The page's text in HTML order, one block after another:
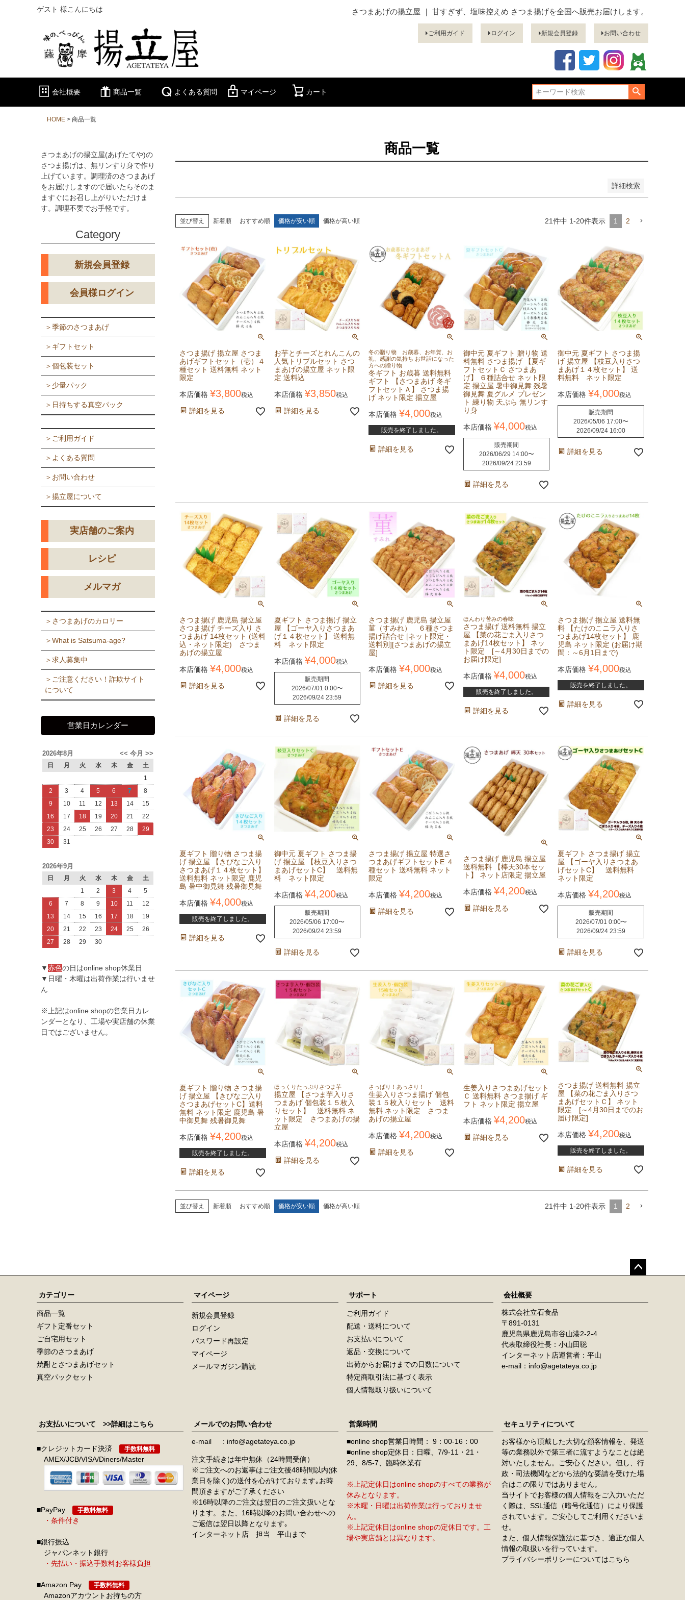
ゲスト 様こんにちは さつまあげの揚立屋 ｜ 甘すぎず、塩味控えめ さつま揚げを全国へ販売お届けします。
ご利用ガイド ログイン 新規会員登録 お問い合わせ
会社概要 商品一覧 よくある質問 マイページ カート
HOME 商品一覧
さつまあげの揚立屋(あげたてや)の
さつま揚げは、無リンすり身で作り
上げています。調理済のさつまあげ
をお届けしますので届いたらそのま
ますぐにお召し上がりいただけま
す。調理不要でお手軽です。
Category
新規会員登録
会員様ログイン
＞季節のさつまあげ
＞ギフトセット
＞個包装セット
＞少量パック
＞日持ちする真空パック
＞ご利用ガイド
＞よくある質問
＞お問い合わせ
＞揚立屋について
実店舗のご案内
レシピ
メルマガ
＞さつまあげのカロリー
＞What is Satsuma-age?
＞求人募集中
＞ご注意ください！詐欺サイト
について
営業日カレンダー
2026年8月 >>
今月
<<
日 月 火 水 木 金
土
1
2
3 4 5 6 7
8
9
10 11 12 13 14
15
16
17 18 19 20 21
22
23
24 25 26 27 28
29
30
31
2026年9月
日 月 火 水 木 金
土
1
2 3 4
5
6
7 8 9 10 11
12
13
14 15 16 17 18
19
20
21 22 23 24 25
26
27
28 29 30
▼赤色の日はonline shop休業日
▼日曜・木曜は出荷作業は行いませ
ん
※上記はonline shopの営業日カレ
ンダーとなり、工場や実店舗の休業
日ではございません。
商品一覧
詳細検索
商品タグ
在庫なし商品
在庫なし商品を表示しない
並び順
検索
並び替え 新着順 おすすめ順 価格が安い順 価格が高い順 21件中 1-20件表示 1 2
さつま揚げ 揚立屋 さつま
あげギフトセット（壱）４
種セット 送料無料 ネット
限定
本店価格 ¥3,800税込
詳細を見る
お芋とチーズとれんこんの
人気トリプルセット さつ
まあげの揚立屋 ネット限
定 送料込
本店価格 ¥3,850税込
詳細を見る
冬の贈り物 お歳暮、お年賀、お
礼、感謝の気持ち お世話になった
方への贈り物
冬ギフト お歳暮 送料無料
ギフト 【さつまあげ 冬ギ
フトセットＡ】 さつま揚
げ ネット限定 揚立屋
本店価格 ¥4,000税込
販売を終了しました。
詳細を見る
御中元 夏ギフト 贈り物 送
料無料 さつま揚げ 【夏ギ
フトセットＣ さつまあ
げ】 ６種詰合せ ネット限
定 揚立屋 暑中御見舞 残暑
御見舞 夏グルメ プレゼン
ト 練り物 天ぷら 無リンす
り身
本店価格 ¥4,000税込
販売期間
2026/06/29 14:00〜
2026/09/24 23:59
詳細を見る
御中元 夏ギフト さつま揚
げ 揚立屋 【枝豆入りさつ
まあげ１４枚セット】 送
料無料 ネット限定
本店価格 ¥4,000税込
販売期間
2026/05/06 17:00〜
2026/09/24 16:00
詳細を見る
さつま揚げ 鹿児島 揚立屋
さつま揚げ チーズ入り さ
つまあげ 14枚セット (送料
込・ネット限定) さつま
あげの揚立屋
本店価格 ¥4,000税込
詳細を見る
夏ギフト さつま揚げ 揚立
屋 【ゴーヤ入りさつまあ
げ１４枚セット】 送料無
料 ネット限定
本店価格 ¥4,000税込
販売期間
2026/07/01 0:00〜
2026/09/24 23:59
詳細を見る
さつま揚げ 鹿児島 揚立屋
菫（すみれ） ６種さつま
揚げ詰合せ [ネット限定・
送料別][さつまあげの揚立
屋]
本店価格 ¥4,000税込
詳細を見る
ほんわり苦みの春味
さつま揚げ 送料無料 揚立
屋 【菜の花ごま入りさつ
まあげ14枚セット】 ネッ
ト限定 [～4月30日までの
お届け限定]
本店価格 ¥4,000税込
販売を終了しました。
詳細を見る
さつま揚げ 揚立屋 送料無
料 【たけのこニラ入りさ
つまあげ14枚セット】 鹿
児島 ネット限定 (お届け期
間：～6月1日まで)
本店価格 ¥4,000税込
販売を終了しました。
詳細を見る
夏ギフト 贈り物 さつま揚
げ 揚立屋 【きびなご入り
さつまあげ１４枚セット】
送料無料 ネット限定 鹿児
島 暑中御見舞 残暑御見舞
本店価格 ¥4,000税込
販売を終了しました。
詳細を見る
御中元 夏ギフト さつま揚
げ 揚立屋 【枝豆入りさつ
まあげセットC】 送料無
料 ネット限定
本店価格 ¥4,200税込
販売期間
2026/05/06 17:00〜
2026/09/24 23:59
詳細を見る
さつま揚げ 揚立屋 特選さ
つまあげギフトセットE ４
種セット 送料無料 ネット
限定
本店価格 ¥4,200税込
詳細を見る
さつま揚げ 鹿児島 揚立屋
送料無料 【棒天30本セッ
ト】 ネット店限定 揚立屋
本店価格 ¥4,200税込
詳細を見る
夏ギフト さつま揚げ 揚立
屋 【ゴーヤ入りさつまあ
げセットC】 送料無料
ネット限定
本店価格 ¥4,200税込
販売期間
2026/07/01 0:00〜
2026/09/24 23:59
詳細を見る
夏ギフト 贈り物 さつま揚
げ 揚立屋 【きびなご入り
さつまあげセットC】送料
無料 ネット限定 鹿児島 暑
中御見舞 残暑御見舞
本店価格 ¥4,200税込
販売を終了しました。
詳細を見る
ほっくりたっぷりさつま芋
揚立屋 【さつま芋入りさ
つまあげ 個包装１５枚入
りセット】 送料無料 ネ
ット限定 さつまあげの揚
立屋
本店価格 ¥4,200税込
詳細を見る
さっぱり！あっさり！
生姜入りさつま揚げ 個包
装１５枚入りセット 送料
無料 ネット限定 さつま
あげの揚立屋
本店価格 ¥4,200税込
詳細を見る
生姜入りさつまあげセット
Ｃ 送料無料 さつま揚げ ギ
フト ネット限定 揚立屋
本店価格 ¥4,200税込
詳細を見る
さつま揚げ 送料無料 揚立
屋 【菜の花ごま入りさつ
まあげセットＣ】 ネット
限定 [～4月30日までのお
届け限定]
本店価格 ¥4,200税込
販売を終了しました。
詳細を見る
並び替え 新着順 おすすめ順 価格が安い順 価格が高い順 21件中 1-20件表示 1 2
ップ
カテゴリー
商品一覧
ギフト定番セット
ご自宅用セット
季節のさつまあげ
焼酎とさつまあげセット
真空パックセット
マイページ
新規会員登録
ログイン
パスワード再設定
マイページ
メールマガジン購読
サポート
ご利用ガイド
配送・送料について
お支払いについて
返品・交換について
出荷からお届けまでの日数について
特定商取引法に基づく表示
個人情報取り扱いについて
会社概要
株式会社立石食品
891-0131
鹿児島県鹿児島市谷山港2-2-4
代表取締役社長：小山田聡
インターネット店運営者：平山
e-mail：info@agetateya.co.jp
お支払いについて >>詳細はこちら
■クレジットカード決済 手数料無料
AMEX/JCB/VISA/Diners/Master
■PayPay 手数料無料
・条件付き
■銀行振込
ジャパンネット銀行
・先払い・振込手数料お客様負担
■Amazon Pay 手数料無料
Amazonアカウントお持ちの方
メールでのお問い合わせ
e-mail info@agetateya.co.jp
注文手続きは年中無休（24時間受信）
※ご注文へのお返事はご注文後48時間以内(休
業日を除く)の送付を心がけております｡お時
間頂きますがご了承ください
※16時以降のご注文は翌日のご注文扱いとな
ります。また、16時以降のお問い合わせへの
ご返信は翌日以降となります｡
インターネット店 担当 平山まで
営業時間
■online shop営業日時間： 9：00-16：00
■online shop定休日：日曜、7/9-11・21・
29、8/5-7、臨時休業有
※上記定休日はonline shopのすべての業務が
休みとなります。
※木曜・日曜は出荷作業は行っておりませ
ん。
※上記定休日はonline shopの定休日です。工
場や実店舗とは異なります。
セキュリティについて
お客様から頂戴した大切な顧客情報を、発送
等の業務以外で第三者に流すようなことは絶
対いたしません。ご安心ください。但し、行
政・司法機関などから法的な要請を受けた場
合はこの限りではありません。
当サイトでお客様の個人情報をご入力いただ
く際は、SSL通信（暗号化通信）により保護
されています。ご安心してご利用くださいま
せ。
また、個人情報保護法に基づき、適正な個人
情報の取扱いを行っています。
プライバシーポリシーについてはこちら